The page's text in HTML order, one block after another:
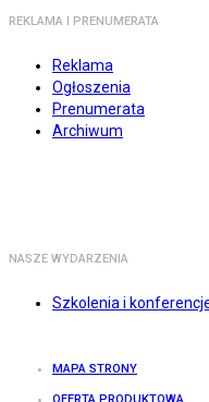
REKLAMA I PRENUMERATA
Reklama
Ogłoszenia
Prenumerata
Archiwum
NASZE WYDARZENIA
Szkolenia i
MAPA STRONY